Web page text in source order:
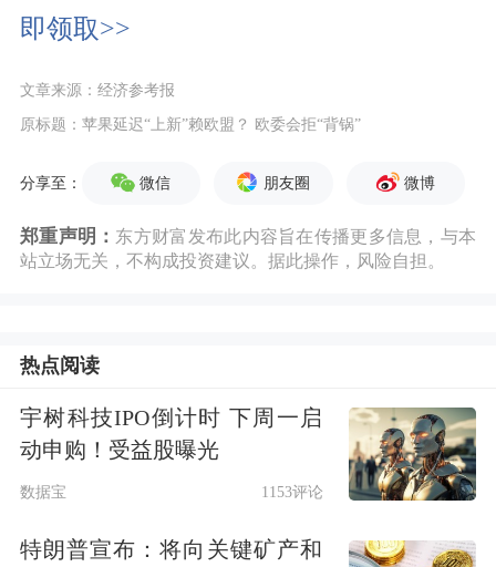
即领取>>
文章来源：经济参考报
原标题：苹果延迟“上新”赖欧盟？ 欧委会拒“背锅”
分享至： 微信 朋友圈 微博
郑重声明： 东方财富发布此内容旨在传播更多信息，与本
站立场无关，不构成投资建议。据此操作，风险自担。
热点阅读
宇树科技IPO倒计时 下周一启
动申购！受益股曝光
数据宝 1153评论
特朗普宣布：将向关键矿产和